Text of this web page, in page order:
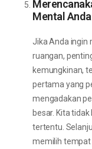
Mental Anda
Jika Anda ingin
ruangan,
kemungkinan,
pertama yang
mengadakan
besar. Kita
tertentu.
memilih tempat